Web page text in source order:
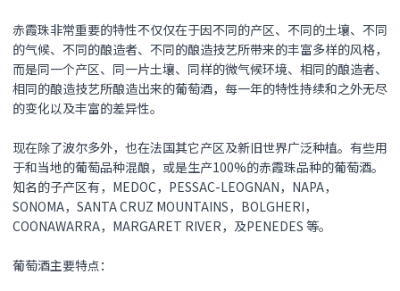
赤霞珠非常重要的特性不仅仅在于因不同的产区、不同的土壤、不同
的气候、不同的酿造者、不同的酿造技艺所带来的丰富多样的风格，
而是同一个产区、同一片土壤、同样的微气候环境、相同的酿造者、
相同的酿造技艺所酿造出来的葡萄酒，每一年的特性持续和之外无尽
的变化以及丰富的差异性。
现在除了波尔多外，也在法国其它产区及新旧世界广泛种植。有些用
于和当地的葡萄品种混酿，或是生产100%的赤霞珠品种的葡萄酒。
知名的子产区有，MEDOC，PESSAC-LEOGNAN，NAPA，
SONOMA，SANTA CRUZ MOUNTAINS，BOLGHERI，
COONAWARRA，MARGARET RIVER，及PENEDES 等。
葡萄酒主要特点：